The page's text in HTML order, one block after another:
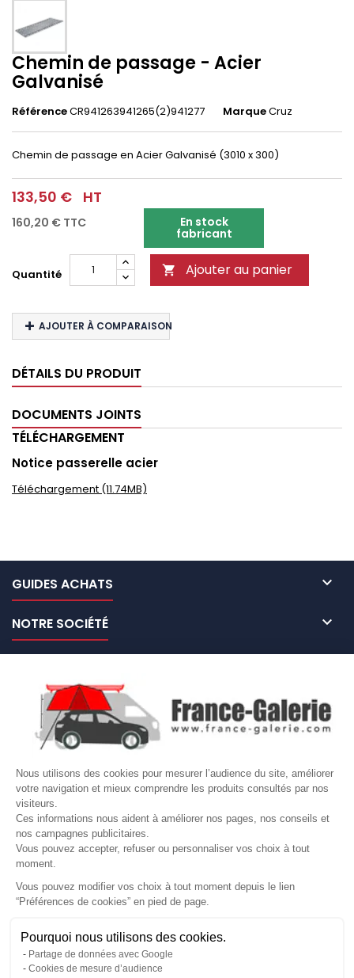
Nous utilisons des cookies pour mesurer l’audience du site, améliorer
votre navigation et mieux comprendre les produits consultés par nos
visiteurs.
Ces informations nous aident à améliorer nos pages, nos conseils et
nos campagnes publicitaires.
Vous pouvez accepter, refuser ou personnaliser vos choix à tout
moment.
Vous pouvez modifier vos choix à tout moment depuis le lien
“Préférences de cookies” en pied de page.
Pourquoi nous utilisons des cookies.
Partage de données avec Google
Cookies de mesure d’audience
Gérer mes cookies
Chemin de passage - Acier
Galvanisé
RéférenceCR941263941265(2)941277 MarqueCruz
Chemin de passage en Acier Galvanisé (3010 x 300)
133,50 € HT
160,20 € TTC En stock
fabricant
Quantité  Ajouter au panier
AJOUTER À COMPARAISON
DÉTAILS DU PRODUIT
DOCUMENTS JOINTS
TÉLÉCHARGEMENT
Notice passerelle acier
Téléchargement (11.74MB)
GUIDES ACHATS 
NOTRE SOCIÉTÉ 
VOTRE COMPTE 
Site protégé par reCAPTCHA.
LETTRE D'INFORMATIONS
© Copyright 2026 France Galerie. Tous droits reservés.